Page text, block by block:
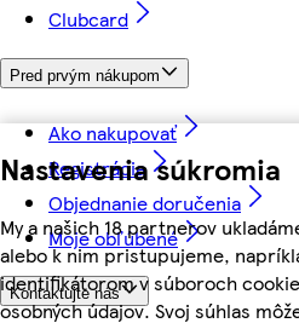
Nastavenia súkromia
My a našich 18 partnerov
alebo k nim pristupujeme,
identifikátorom v súboroch
osobných údajov. Svoj súhlas
Clubcard
Pred prvým nákupom
Ako nakupovať
Registrácia
Objednanie doručenia
Moje obľúbené
Kontaktujte nás